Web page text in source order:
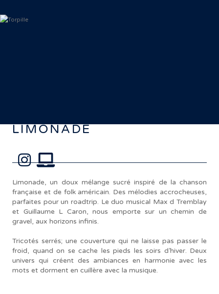
LIMONADE
Limonade, un doux mélange sucré inspiré de la chanson
française et de folk américain. Des mélodies accrocheuses,
parfaites pour un roadtrip. Le duo musical Max d Tremblay
et Guillaume L Caron, nous emporte sur un chemin de
gravel, aux horizons infinis.
Tricotés serrés; une couverture qui ne laisse pas passer le
froid, quand on se cache les pieds les soirs d’hiver. Deux
univers qui créent des ambiances en harmonie avec les
mots et dorment en cuillère avec la musique.